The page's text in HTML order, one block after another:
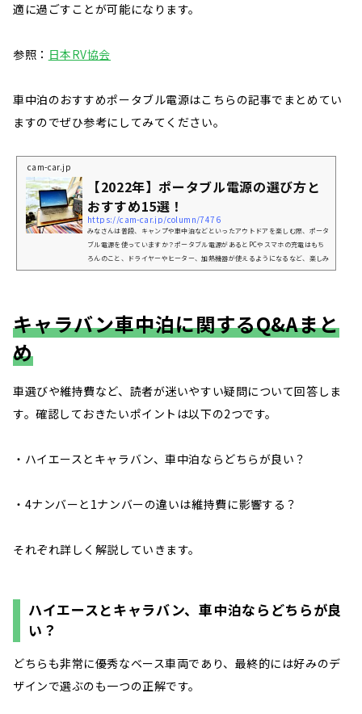
適に過ごすことが可能になります。
参照： 日本RV協会
車中泊のおすすめポータブル電源はこちらの記事でまとめてい
ますのでぜひ参考にしてみてください。
cam-car.jp
【2022年】ポータブル電源の選び方と
おすすめ15選！
https://cam-car.jp/column/7476
みなさんは普段、キャンプや車中泊などといったアウトドアを楽しむ際、ポータ
ブル電源を使っていますか？ポータブル電源があるとPCやスマホの充電はもち
ろんのこと、ドライヤーやヒーター、加熱機器が使えるようになるなど、楽しみ
方の幅が広がりますよね。ポータブル電源があるのとないのとではアウトドアの
キャラバン車中泊に関するQ&Aまと
め
車選びや維持費など、読者が迷いやすい疑問について回答しま
す。確認しておきたいポイントは以下の2つです。
・ハイエースとキャラバン、車中泊ならどちらが良い？
・4ナンバーと1ナンバーの違いは維持費に影響する？
それぞれ詳しく解説していきます。
ハイエースとキャラバン、車中泊ならどちらが良
い？
どちらも非常に優秀なベース車両であり、最終的には好みのデ
ザインで選ぶのも一つの正解です。